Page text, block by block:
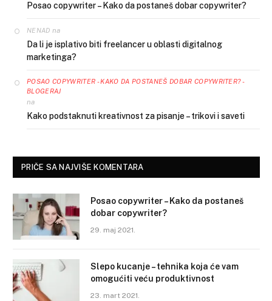
Posao copywriter – Kako da postaneš dobar copywriter?
NENAD na
Da li je isplativo biti freelancer u oblasti digitalnog
marketinga?
POSAO COPYWRITER - KAKO DA POSTANEŠ DOBAR COPYWRITER? -
BLOGERAJ
na
Kako podstaknuti kreativnost za pisanje – trikovi i saveti
PRIČE SA NAJVIŠE KOMENTARA
Posao copywriter – Kako da postaneš
dobar copywriter?
29. maj 2021.
Slepo kucanje – tehnika koja će vam
omogućiti veću produktivnost
23. mart 2021.